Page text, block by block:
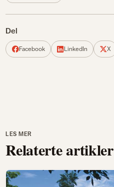
Del
Facebook LinkedIn X
LES MER
Relaterte artikler